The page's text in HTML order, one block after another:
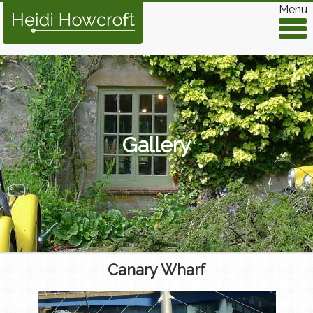
Menu
Gallery
Canary Wharf